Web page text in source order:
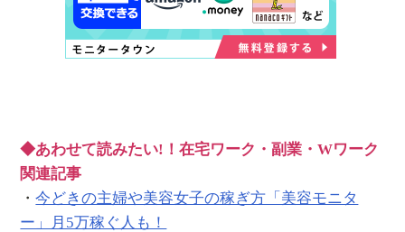
◆あわせて読みたい!！在宅ワーク・副業・Wワーク
関連記事
・今どきの主婦や美容女子の稼ぎ方「美容モニタ
ー」月5万稼ぐ人も！